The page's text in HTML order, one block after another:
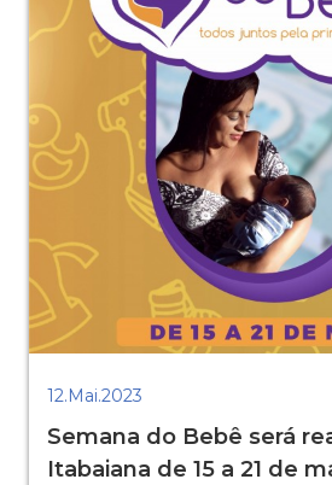
12.Mai.2023
Semana do Bebê será
Itabaiana de 15 a 21 de